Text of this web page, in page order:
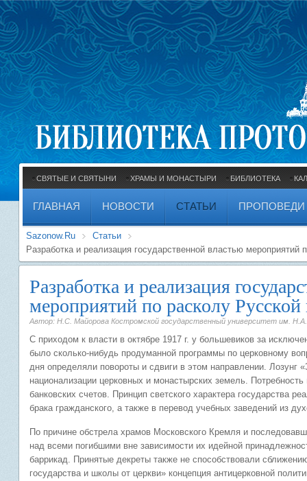
СВЯТЫЕ И СВЯТЫНИ ХРАМЫ И МОНАСТЫРИ БИБЛИОТЕКА
ГЛАВНАЯ НОВОСТИ СТАТЬИ ПРОПОВЕДИ
Sazonow.Ru
Статьи
Разработка и реализация государственной властью мероприятий
Разработка и реализация
мероприятий по расколу
Автор: Н.С. Майорова Костромской государственный университет им.
С приходом к власти в октябре 1917 г. у большевиков за
было сколько-нибудь продуманной программы по церковному
дня определяли повороты и сдвиги в этом направлении.
национализации церковных и монастырских земель.
банковских счетов. Принцип светского характера государства
брака гражданского, а также в перевод учебных заведений из
По причине обстрела храмов Московского Кремля и
над всеми погибшими вне зависимости их идейной
баррикад. Принятые декреты также не способствовали
государства и школы от церкви» концепция антицерковной